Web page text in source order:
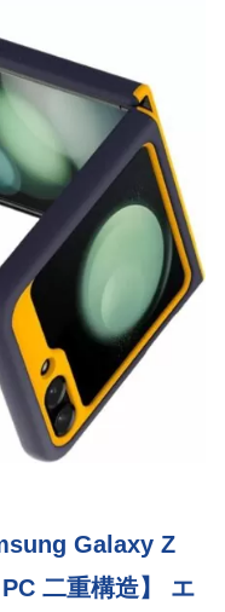
Galaxy Z
二重構造】 エ